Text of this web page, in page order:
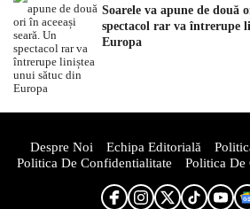
Soarele va apune de două
spectacol rar va întrerupe
Europa
Despre Noi Echipa Editorială
Politica De Confidentialitate
Politica De